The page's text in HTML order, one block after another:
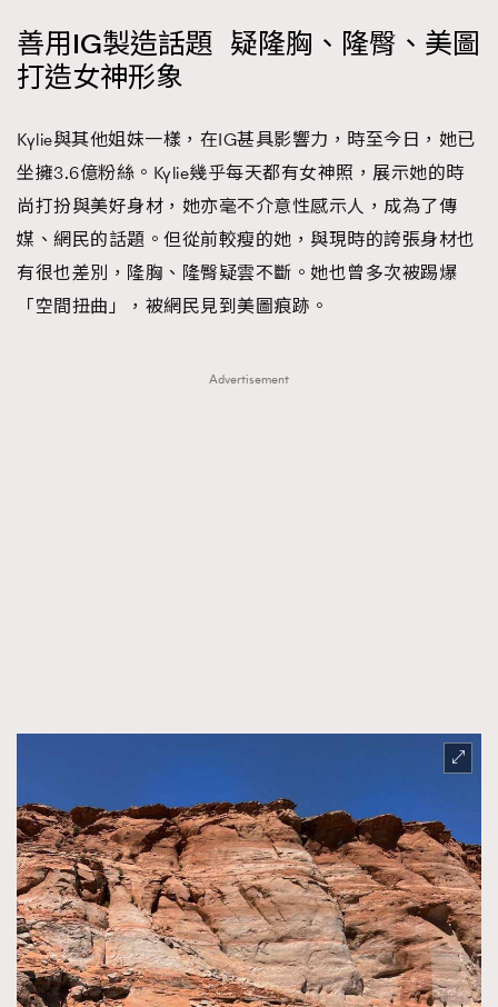
善用IG製造話題 疑隆胸、隆臀、美圖
打造女神形象
Kylie與其他姐妹一樣，在IG甚具影響力，時至今日，她已
坐擁3.6億粉絲。Kylie幾乎每天都有女神照，展示她的時
尚打扮與美好身材，她亦毫不介意性感示人，成為了傳
媒、網民的話題。但從前較瘦的她，與現時的誇張身材也
有很也差別，隆胸、隆臀疑雲不斷。她也曾多次被踢爆
「空間扭曲」，被網民見到美圖痕跡。
Advertisement